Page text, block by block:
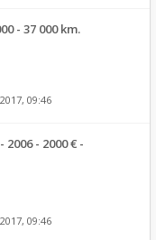
- 37 000 km.
09:46
2006 - 2000 € -
09:46